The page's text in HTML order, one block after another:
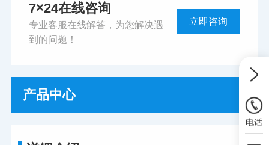
7×24在线咨询
专业客服在线解答，为您解决遇
到的问题！
立即咨询
产品中心
电话